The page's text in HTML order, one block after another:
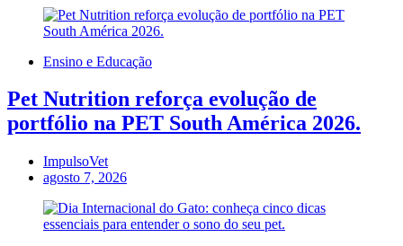
Ensino e Educação
Pet Nutrition reforça evolução de
portfólio na PET South América 2026.
ImpulsoVet
agosto 7, 2026